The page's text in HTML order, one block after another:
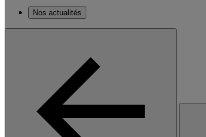
Nos actualités